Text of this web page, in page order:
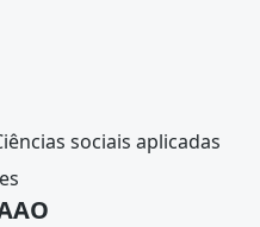
sociais aplicadas